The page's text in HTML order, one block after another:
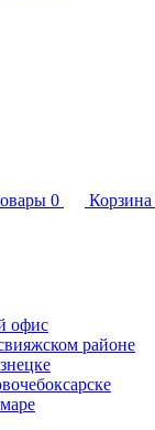
0 Корзина
офис
районе